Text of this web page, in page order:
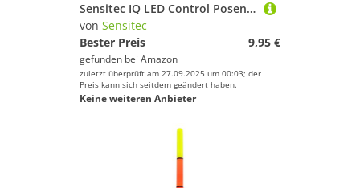
Sensitec IQ LED Control Posen - LED Allround Laufpose von Sänger Farbwechsel bei Biss (8gr)
von Sensitec
Bester Preis
9,95 €
gefunden bei Amazon
zuletzt überprüft am 27.09.2025 um 00:03; der
Preis kann sich seitdem geändert haben.
Keine weiteren Anbieter